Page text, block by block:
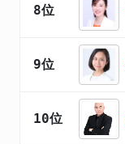
8位
9位
10位